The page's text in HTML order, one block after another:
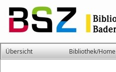
Übersicht Bibliothek/Home